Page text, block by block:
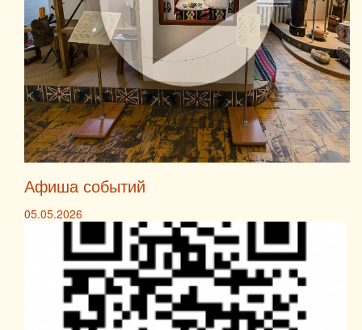
Афиша событий
05.05.2026